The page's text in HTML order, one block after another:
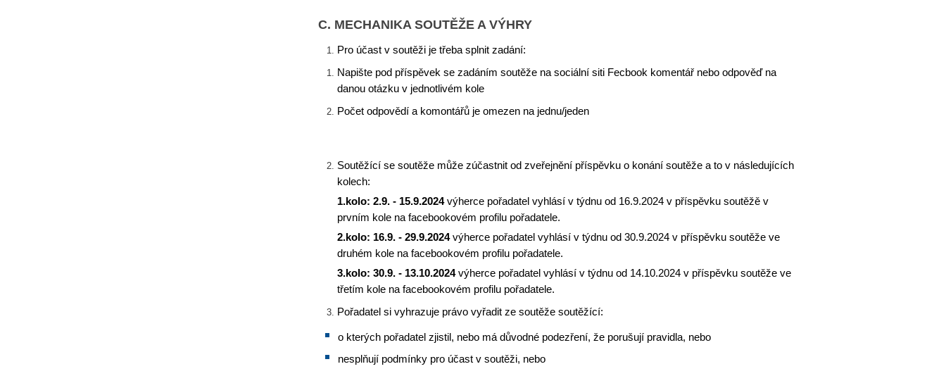
C. MECHANIKA SOUTĚŽE A VÝHRY
Pro účast v soutěži je třeba splnit zadání: ​
Napište pod příspěvek se zadáním soutěže na sociální siti Fecbook komentář nebo odpověď na
danou otázku v jednotlivém kole
Počet odpovědí a komontářů je omezen na jednu/jeden
Soutěžící se soutěže může zúčastnit od zveřejnění příspěvku o konání soutěže a to v následujících
kolech:
1.kolo: 2.9. - 15.9.2024výherce pořadatel vyhlásí v týdnu od 16.9.2024 v příspěvku soutěžě v
prvním kole na facebookovém profilu pořadatele.
2.kolo: 16.9. - 29.9.2024výherce pořadatel vyhlásí v týdnu od 30.9.2024 v příspěvku soutěže ve
druhém kole na facebookovém profilu pořadatele.
3.kolo: 30.9. - 13.10.2024výherce pořadatel vyhlásí v týdnu od 14.10.2024 v příspěvku soutěže ve
třetím kole na facebookovém profilu pořadatele.
Pořadatel si vyhrazuje právo vyřadit ze soutěže soutěžící:
o kterých pořadatel zjistil, nebo má důvodné podezření, že porušují pravidla, nebo
nesplňují podmínky pro účast v soutěži, nebo